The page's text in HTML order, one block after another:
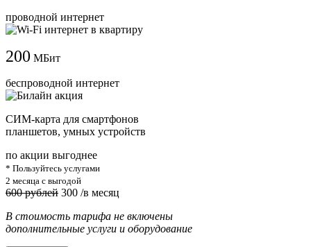
проводной интернет
200 МБит
беспроводной интернет
СИМ-карта для смартфонов
планшетов, умных устройств
по акции выгоднее
* Пользуйтесь услугами
2 месяца с выгодой
600 рублей 300 /в месяц
В стоимость тарифа не включены
дополнительные услуги и оборудование